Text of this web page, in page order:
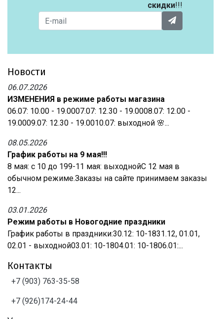
скидки!!!
Новости
06.07.2026
ИЗМЕНЕНИЯ в режиме работы магазина
06.07: 10.00 - 19.0007.07: 12.30 - 19.0008.07: 12.00 -
19.0009.07: 12.30 - 19.0010.07: выходной 🌸...
08.05.2026
График работы на 9 мая!!!
8 мая: с 10 до 199-11 мая: выходнойС 12 мая в
обычном режиме.Заказы на сайте принимаем заказы
12...
03.01.2026
Режим работы в Новогодние праздники
График работы в праздники:30.12: 10-1831.12, 01.01,
02.01 - выходной03.01: 10-1804.01: 10-1806.01:...
Контакты
+7 (903) 763-35-58
+7 (926)174-24-44